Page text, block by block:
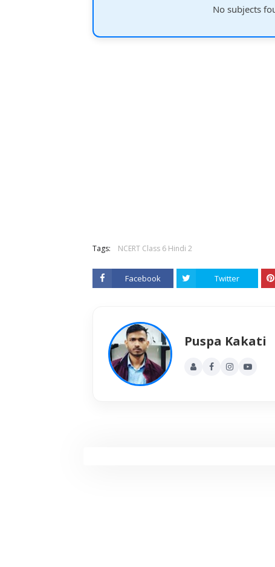
No subjects
Tags: NCERT Class 6 Hindi 2
Facebook Twitter
Puspa Kakati